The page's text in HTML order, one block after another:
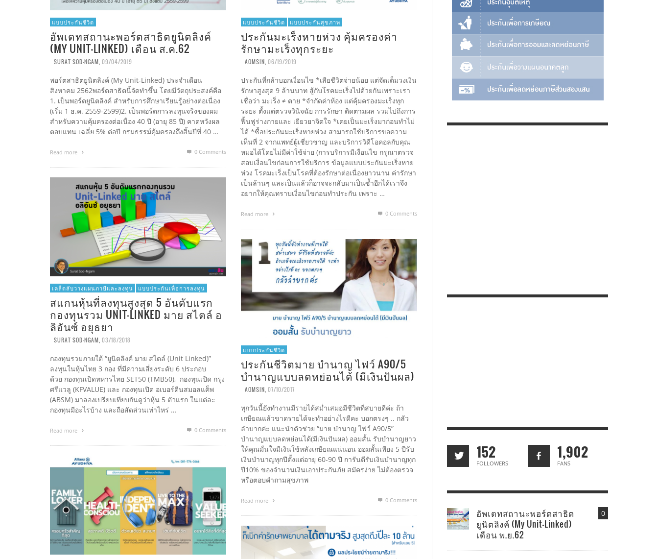
แบบประกันชีวิต
อัพเดทสถานะพอร์ตสาธิตยูนิตลิงค์
(MY UNIT-LINKED) เดือน ส.ค.62
SURAT SOD-NGAM 09/04/2019
พอร์ตสาธิตยูนิตลิงค์ (My Unit-Linked) ประจำเดือน
สิงหาคม 2562พอร์ตสาธิตนี้จัดทำขึ้น โดยมีวัตถุประสงค์คือ
1. เป็นพอร์ตยูนิตลิงค์ สำหรับการศึกษาเรียนรู้อย่างต่อเนื่อง
(เริ่ม 1 ธ.ค. 2559-2599)2. เป็นพอร์ตการลงทุนจริงของผม
สำหรับความคุ้มครองต่อเนื่อง 40 ปี (อายุ 85 ปี) คาดหวังผล
ตอบแทน เฉลี่ย 5% ต่อปี กรมธรรม์คุ้มครองถึงสิ้นปีที่ 40 …
Read more 0 Comments
แบบประกันชีวิต แบบประกันสุขภาพ
ประกันมะเร็งหายห่วง คุ้มครองค่า
รักษามะเร็งทุกระยะ
AOMSIN 06/19/2019
ประกันที่กล้าบอกเงื่อนไข *เสียชีวิตจ่ายน้อย แต่จัดเต็มวงเงิน
รักษาสูงสุด 9 ล้านบาท สู้กับโรคมะเร็งไปด้วยกันเพราะเรา
เชื่อว่า มะเร็ง ≠ ตาย *จำกัดค่าห้อง แต่คุ้มครองมะเร็งทุก
ระยะ ตั้งแต่ตรวจวินิจฉัย การรักษา ติดตามผล รวมไปถึงการ
ฟื้นฟูร่างกายและ เยียวยาจิตใจ *เคยเป็นมะเร็งมาก่อนทำไม่
ได้ *ซื้อประกันมะเร็งหายห่วง สามารถใช้บริการขอความ
เห็นที่ 2 จากแพทย์ผู้เชี่ยวชาญ และบริการวิดีโอคอลกับคุณ
หมอได้โดยไม่มีค่าใช้จ่าย (การบริการมีเงื่อนไข กรุณาตรวจ
สอบเงื่อนไขก่อนการใช้บริการ ข้อมูลแบบประกันมะเร็งหาย
ห่วง โรคมะเร็งเป็นโรคที่ต้องรักษาต่อเนื่องยาวนาน ค่ารักษา
เป็นล้านๆ และเป็นแล้วก็อาจจะกลับมาเป็นซ้ำอีกได้เราจึง
อยากให้คุณทราบเงื่อนไขก่อนทำประกัน เพราะ …
Read more 0 Comments
เคล็ดลับวางแผนภาษีและลงทุน แบบประกันเพื่อการลงทุน
สแกนหุ้นที่ลงทุนสูงสุด 5 อันดับแรก
กองทุนรวม UNIT-LINKED มาย สไตล์ อ
ลิอันซ์ อยุธยา
SURAT SOD-NGAM 03/18/2018
กองทุนรวมภายใต้ “ยูนิตลิงค์ มาย สไตล์ (Unit Linked)”
ลงทุนในหุ้นไทย 3 กอง ที่มีความเสี่ยงระดับ 6 ประกอบ
ด้วย กองทุนเปิดทหารไทย SET50 (TMB50), กองทุนเปิด กรุง
ศรีแวลู (KFVALUE) และ กองทุนเปิด อเบอร์ดีนสมอลแค็พ
(ABSM) มาลองเปรียบเทียบกันดูว่าหุ้น 5 ตัวแรก ในแต่ละ
กองทุนมีอะไรบ้าง และถือสัดส่วนเท่าไหร่ …
Read more 0 Comments
แบบประกันชีวิต
ประกันชีวิตมาย บำนาญ ไฟว์ A90/5
บำนาญแบบลดหย่อนได้ (มีเงินปันผล)
AOMSIN 07/10/2017
ทุกวันนี้ยังทำงานมีรายได้สม่ำเสมอมีชีวิตที่สบายดีค่ะ ถ้า
เกษียณแล้วขาดรายได้จะทำอย่างไรดีคะ บอกตรงๆ .. กลัว
ลำบากค่ะ แนะนำตัวช่วย “มาย บำนาญ ไฟว์ A90/5”
บำนาญแบบลดหย่อนได้(มีเงินปันผล) ออมสั้น รับบำนาญยาว
ให้คุณมั่นใจมีเงินใช้หลังเกษียณแน่นอน ออมสั้นเพียง 5 ปีรับ
เงินบำนาญทุกปีตั้งแต่อายุ 60-90 ปี การันตีรับเงินบำนาญทุก
ปี10% ของจำนวนเงินเอาประกันภัย สมัครง่าย ไม่ต้องตรวจ
หรือตอบคำถามสุขภาพ
Read more 0 Comments
152
FOLLOWERS
1,902
FANS
0
อัพเดทสถานะพอร์ตสาธิต
ยูนิตลิงค์ (My Unit-Linked)
เดือน พ.ย.62